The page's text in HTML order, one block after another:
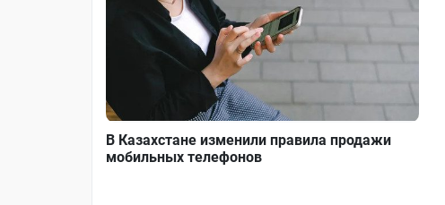
В Казахстане изменили правила продажи
мобильных телефонов